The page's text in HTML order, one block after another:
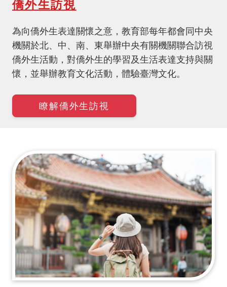
僑外生訪視
為向僑外生表達關懷之意，教育部每年都會同中央
機關於北、中、南、東舉辦中央有關機關聯合訪視
僑外生活動，對僑外生的學習及生活表達支持與關
懷，並舉辦教育文化活動，體驗臺灣文化。
瞭解僑外生訪視